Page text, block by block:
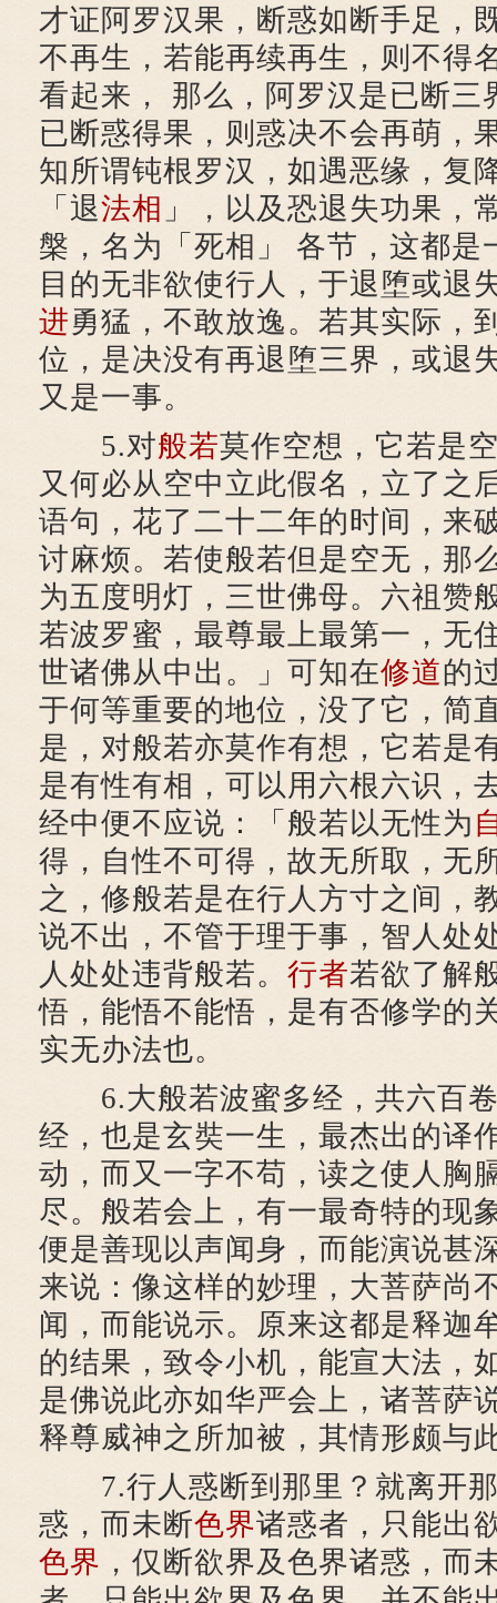
才证阿罗汉果，断惑如断手足，
不再生，若能再续再生，则不得
看起来， 那么，阿罗汉是已断三
已断惑得果，则惑决不会再萌，
知所谓钝根罗汉，如遇恶缘，复
「退法相 」，以及恐退失功果，
槃，名为「死相」 各节，这都是
目的无非欲使行人，于退堕或退
进勇猛，不敢放逸。若其实际，
位，是决没有再退堕三界，或退
又是一事。
5.对般若莫作空想，它若是
又何必从空中立此假名，立了之
语句，花了二十二年的时间，来
讨麻烦。若使般若但是空无，那
为五度明灯，三世佛母。六祖赞
若波罗蜜，最尊最上最第一，无
世诸佛从中出。」可知在修道的
于何等重要的地位，没了它，简
是，对般若亦莫作有想，它若是
是有性有相，可以用六根六识，
经中便不应说：「般若以无性为
得，自性不可得，故无所取，无
之，修般若是在行人方寸之间，
说不出，不管于理于事，智人处
人处处违背般若。 行者若欲了解
悟，能悟不能悟，是有否修学的
实无办法也。
6.大般若波蜜多经，共六百卷
经，也是玄奘一生，最杰出的译
动，而又一字不苟，读之使人胸
尽。般若会上，有一最奇特的现
便是善现以声闻身，而能演说甚
来说：像这样的妙理，大菩萨尚
闻，而能说示。原来这都是释迦
的结果，致令小机，能宣大法，
是佛说此亦如华严会上，诸菩萨
释尊威神之所加被，其情形颇与
7.行人惑断到那里？就离开那
惑，而未断色界诸惑者，只能出
色界 ，仅断欲界及色界诸惑，而